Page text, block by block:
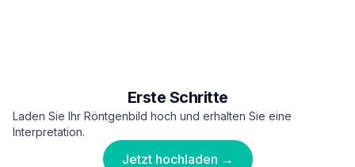
Erste Schritte
Laden Sie Ihr Röntgenbild hoch und erhalten Sie eine
Interpretation.
Jetzt hochladen →